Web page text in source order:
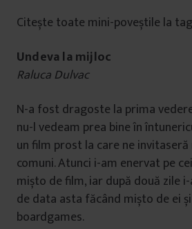
Citește toate mini-poveștile la
Undeva la mijloc
Raluca Dulvac
N-a fost dragoste la prima
nu-l vedeam prea bine în
un film prost la care ne
comuni. Atunci i-am enervat pe
mișto de film, iar după două zile
de data asta făcând mișto de ei
boardgames.